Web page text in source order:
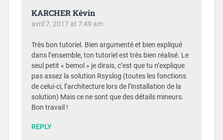
KARCHER Kévin
avril 7, 2017 at 7:49 am
Très bon tutoriel. Bien argumenté et bien expliqué
dans l’ensemble, ton tutoriel est très bien réalisé. Le
seul petit « bemol » je dirais, c’est que tu n’explique
pas assez la solution Rsyslog (toutes les fonctions
de celui-ci, l’architecture lors de l’installation de la
solution) Mais ce ne sont que des détails mineurs.
Bon travail !
REPLY